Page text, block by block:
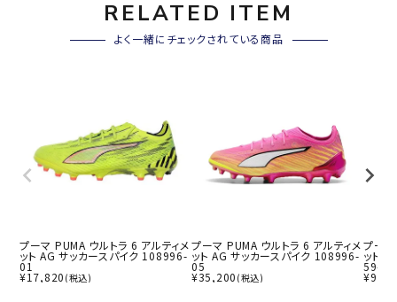
RELATED ITEM
よく一緒にチェックされている商品
プーマ PUMA ウルトラ 6 アルティメ
ット AG サッカースパイク 108996-
01
¥17,820 (税込)
プーマ PUMA ウルトラ 6 アルティメ
ット AG サッカースパイク 108996-
05
¥35,200 (税込)
プー
ット
59-01
¥